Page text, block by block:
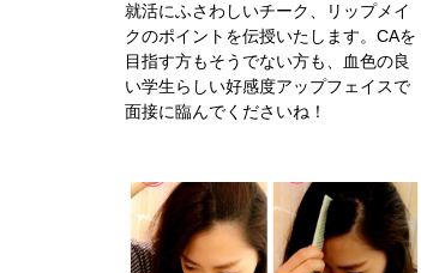
就活にふさわしいチーク、リップメイ
クのポイントを伝授いたします。CAを
目指す方もそうでない方も、血色の良
い学生らしい好感度アップフェイスで
面接に臨んでくださいね！